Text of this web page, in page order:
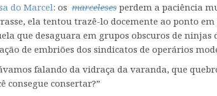
do Marcel: os marceleses perdem a paciência
ela tentou trazê-lo docemente ao ponto
que desaguara em grupos obscuros de
de embriões dos sindicatos de operários
falando da vidraça da varanda, que
consegue consertar?”